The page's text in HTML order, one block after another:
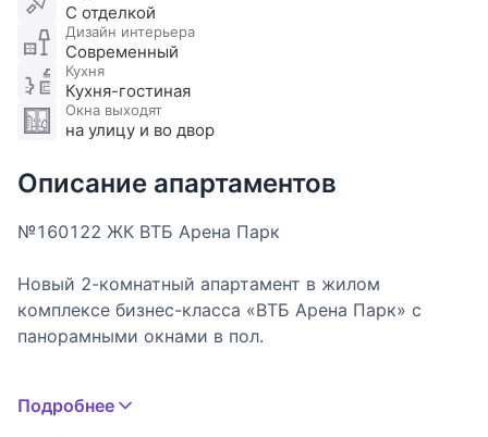
С отделкой
Дизайн интерьера
Современный
Кухня
Кухня-гостиная
Окна выходят
на улицу и во двор
Описание апартаментов
№160122 ЖК ВТБ Арена Парк
Новый 2-комнатный апартамент в жилом
комплексе бизнес-класса «ВТБ Арена Парк» с
панорамными окнами в пол.
ванной комнатой кабинет, гостевой санузел.
Подробнее